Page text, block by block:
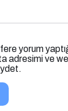
yorum
adresimi ve